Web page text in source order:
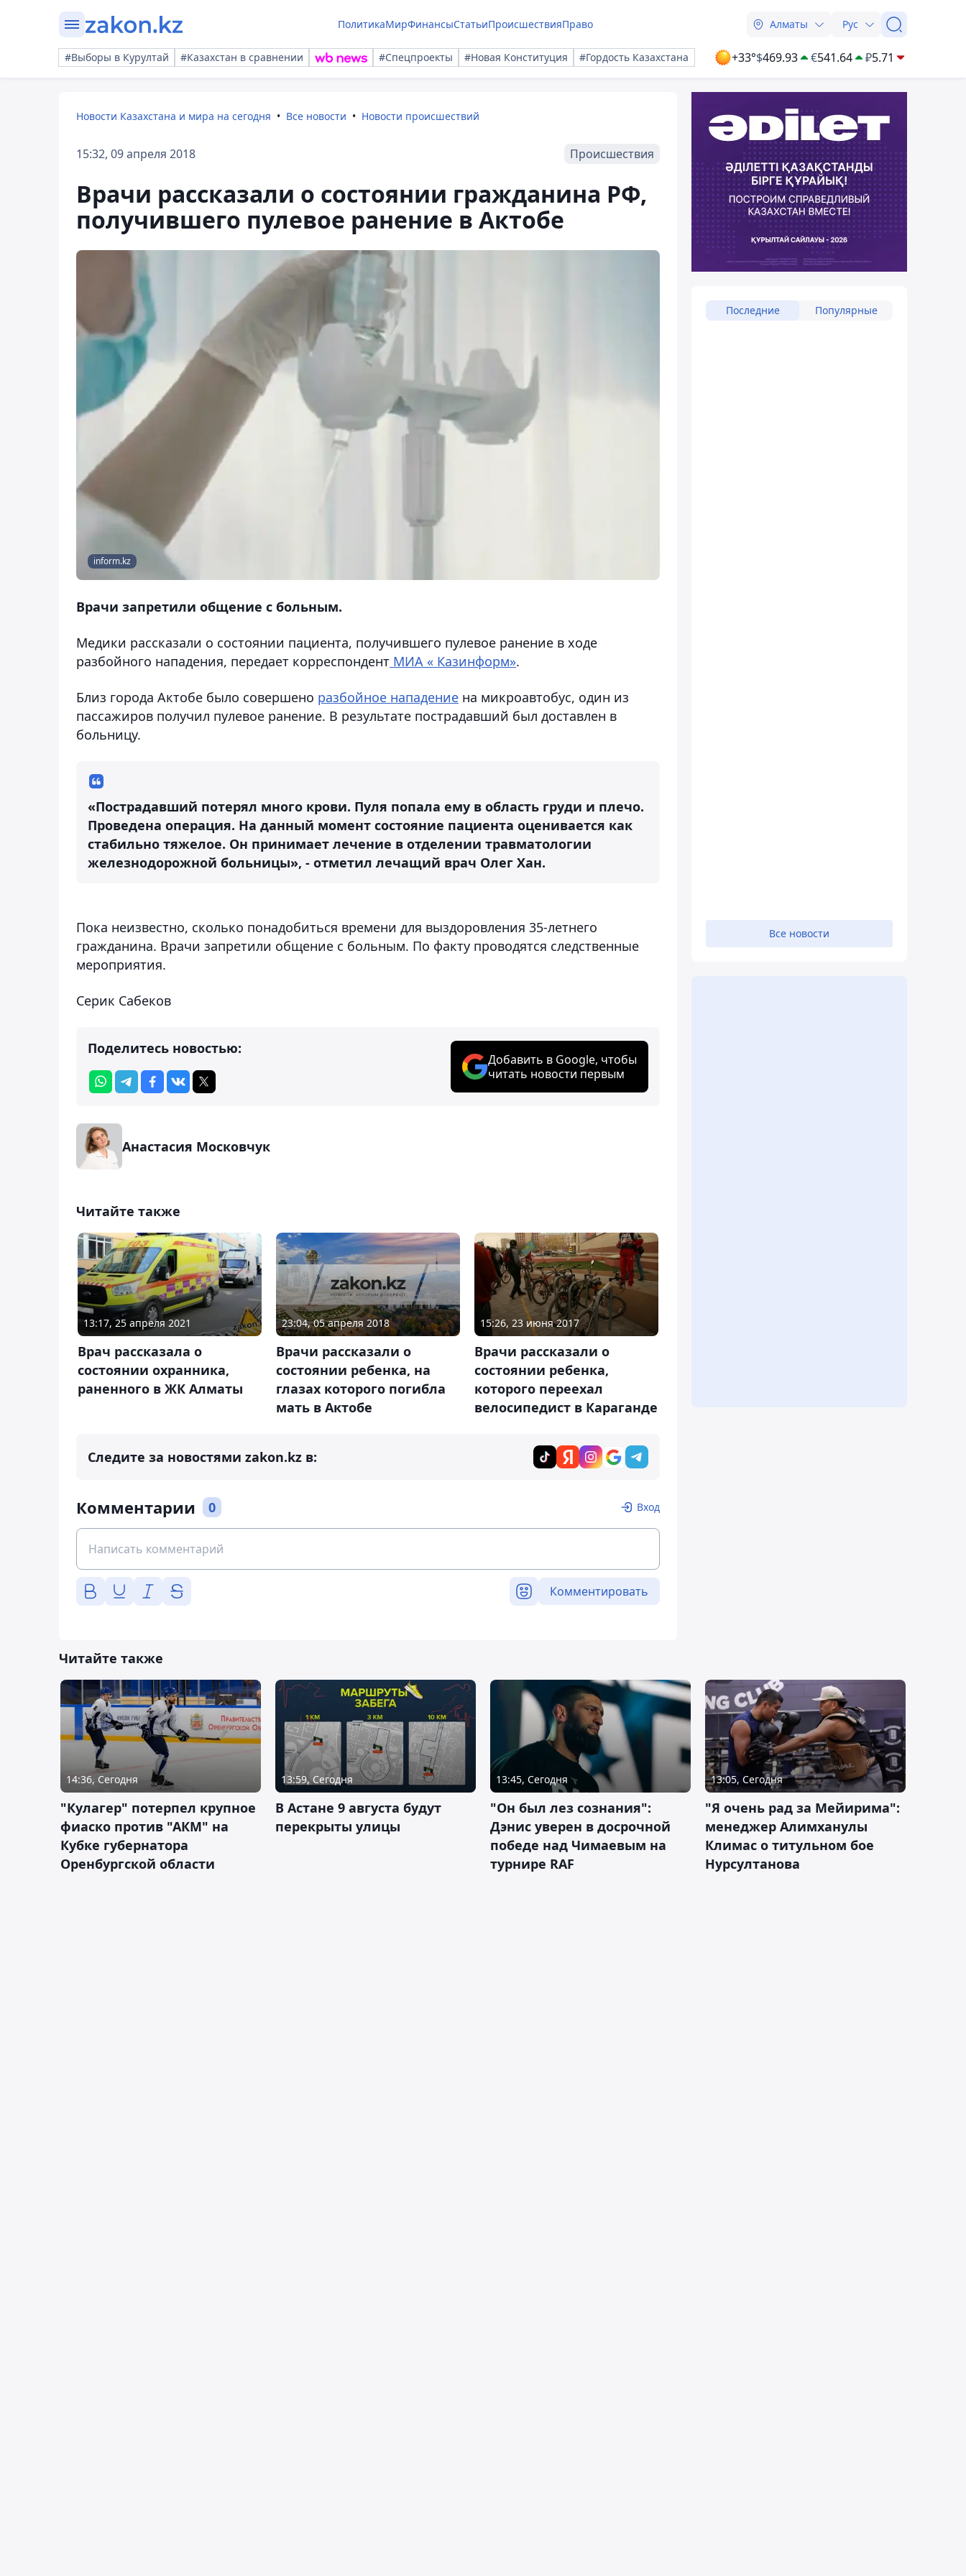
ПолитикаМирФинансыСтатьиПроисшествияПраво Алматы Рус
#Выборы в Курултай #Казахстан в сравнении #Спецпроекты #Новая Конституция #Гордость Казахстана +33°$469.93 €541.64 ₽5.71
Новости Казахстана и мира на сегодня Все новости Новости происшествий
15:32, 09 апреля 2018 Происшествия
Врачи рассказали о состоянии гражданина РФ,
получившего пулевое ранение в Актобе
inform.kz
Врачи запретили общение с больным.
Медики рассказали о состоянии пациента, получившего пулевое ранение в ходе
разбойного нападения, передает корреспондент МИА « Казинформ».
Близ города Актобе было совершено разбойное нападение на микроавтобус, один из
пассажиров получил пулевое ранение. В результате пострадавший был доставлен в
больницу.
«Пострадавший потерял много крови. Пуля попала ему в область груди и плечо.
Проведена операция. На данный момент состояние пациента оценивается как
стабильно тяжелое. Он принимает лечение в отделении травматологии
железнодорожной больницы», - отметил лечащий врач Олег Хан.
Пока неизвестно, сколько понадобиться времени для выздоровления 35-летнего
гражданина. Врачи запретили общение с больным. По факту проводятся следственные
мероприятия.
Серик Сабеков
Поделитесь новостью:
Добавить в Google, чтобы
читать новости первым
Анастасия Московчук
Читайте также
13:17, 25 апреля 2021
Врач рассказала о
состоянии охранника,
раненного в ЖК Алматы
23:04, 05 апреля 2018
Врачи рассказали о
состоянии ребенка, на
глазах которого погибла
мать в Актобе
15:26, 23 июня 2017
Врачи рассказали о
состоянии ребенка,
которого переехал
велосипедист в Караганде
Следите за новостями zakon.kz в:
Комментарии 0 Вход
Комментировать
Последние Популярные
Все новости
Читайте также
14:36, Сегодня
"Кулагер" потерпел крупное
фиаско против "АКМ" на
Кубке губернатора
Оренбургской области
13:59, Сегодня
В Астане 9 августа будут
перекрыты улицы
13:45, Сегодня
"Он был лез сознания":
Дэнис уверен в досрочной
победе над Чимаевым на
турнире RAF
13:05, Сегодня
"Я очень рад за Мейирима":
менеджер Алимханулы
Климас о титульном бое
Нурсултанова